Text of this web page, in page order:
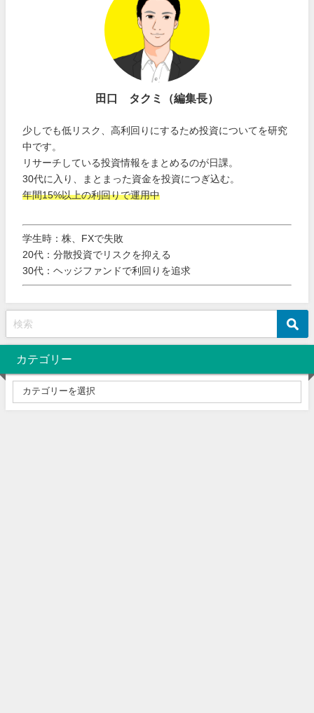
田口 タクミ（編集長）
少しでも低リスク、高利回りにするため投資についてを研究
中です。
リサーチしている投資情報をまとめるのが日課。
30代に入り、まとまった資金を投資につぎ込む。
年間15%以上の利回りで運用中
学生時：株、FXで失敗
20代：分散投資でリスクを抑える
30代：ヘッジファンドで利回りを追求
カテゴリー